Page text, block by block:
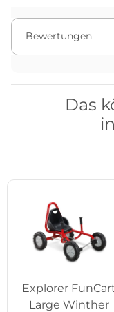
Bewertungen
Das
Explorer
Large Winther